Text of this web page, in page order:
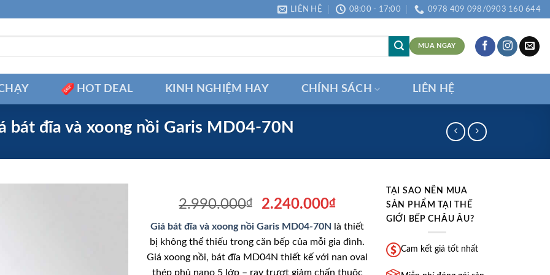
LIÊN HỆ 08:00 - 17:00 0978 409 098/0903 160 644
MUA NGAY
HOT DEAL KINH NGHIỆM HAY CHÍNH SÁCH LIÊN HỆ
bát đĩa và xoong nồi Garis MD04-70N
2.990.000₫
Giá
là:
2.990.000₫.
2.240.000₫Giá
hiện
tại
là:
2.240.000₫.
Giá bát đĩa và xoong nồi Garis MD04-70N là thiết
bị không thể thiếu trong căn bếp của mỗi gia đình.
Giá xoong nồi, bát đĩa MD04N thiết kế với nan oval
thép phủ nano 5 lớp – ray trượt giảm chấn thuộc
TẠI SAO NÊN MUA
SẢN PHẨM TẠI THẾ
GIỚI BẾP CHÂU ÂU?
Cam kết giá tốt nhất